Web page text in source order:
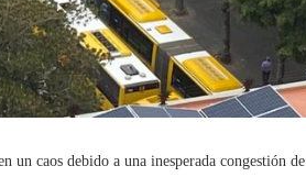
un caos debido a una inesperada congestión de